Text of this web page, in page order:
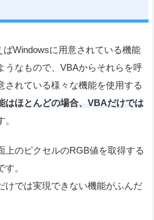
Windowsに用意されている機能
うなもので、VBAからそれらを呼
されている様々な機能を使用する
はほとんどの場合、VBAだけでは
。
上のピクセルのRGB値を取得する
。
けでは実現できない機能がふんだ